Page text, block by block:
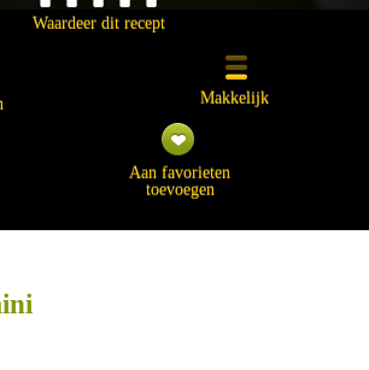
Waardeer dit recept
Makkelijk
Aan favorieten
toevoegen